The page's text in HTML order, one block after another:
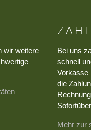
wir weitere
Bei uns
schnell
Vorkasse
die
Mehr zur